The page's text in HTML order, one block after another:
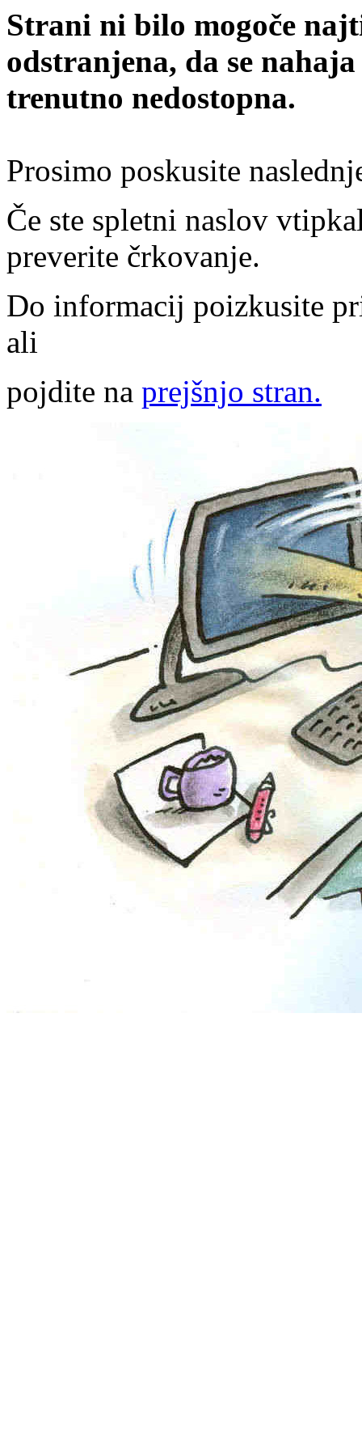
Strani ni bilo mogoče
odstranjena, da se
trenutno nedostopna.
Prosimo poskusite
Če ste spletni naslov
preverite črkovanje.
Do informacij poizkusite
ali
pojdite na prejšnjo stran.